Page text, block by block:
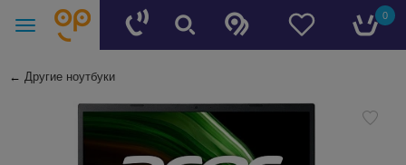
0
← Другие ноутбуки